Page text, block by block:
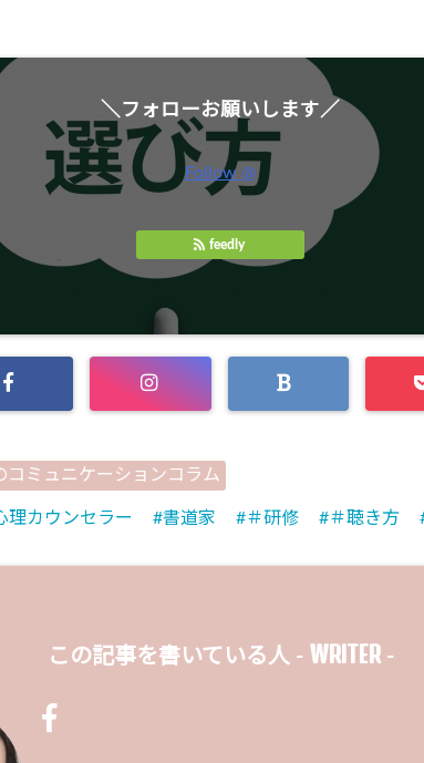
＼フォローお願いします／
Follow @
feedly
コミュニケーションコラム
理カウンセラー 書道家 ＃研修 ＃聴き方
この記事を書いている人 - WRITER-